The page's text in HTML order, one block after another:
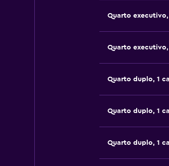
Quarto
Quarto
Quarto duplo, 1
Quarto duplo, 1
Quarto duplo, 1